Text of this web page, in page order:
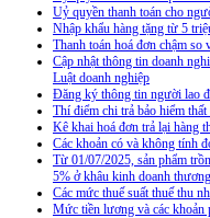
Uỷ quyền thanh toán cho
Nhập khẩu hàng tặng từ 5
Thanh toán hoá đơn chậm
Cập nhật thông tin doanh
Luật doanh nghiệp
Đăng ký thông tin người lao
Thí điểm chi trả bảo hiểm
Kê khai hoá đơn trả lại hàng
Các khoản có và không tính
Từ 01/07/2025, sản phẩm
5% ở khâu kinh doanh
Các mức thuế suất thuế thu
Mức tiền lương và các